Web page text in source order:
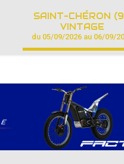
SAINT-CHÉRON
VINTAGE
du 05/09/2026 au 06/09/